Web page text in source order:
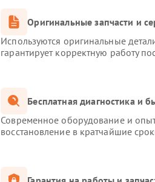
Оригинальные запчасти и
Используются оригинальные
гарантирует корректную работу
Бесплатная диагностика и
Современное оборудование и
восстановление в кратчайшие